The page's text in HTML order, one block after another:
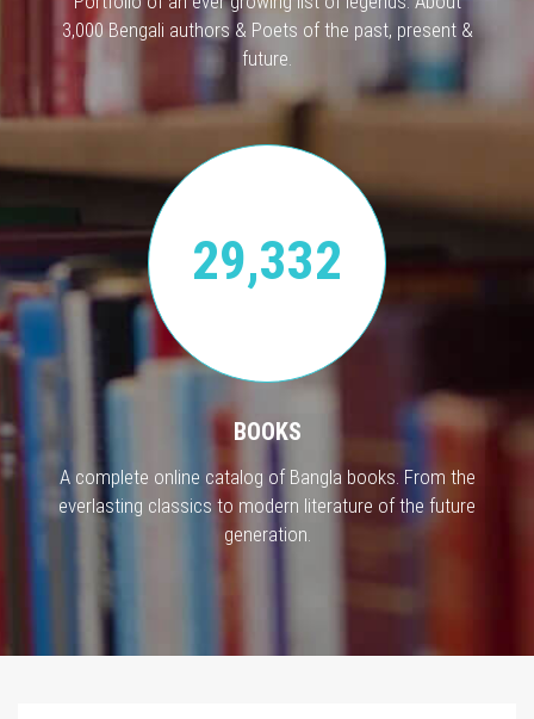
3,000 Bengali authors & Poets of the past, present &
future.
29,332
BOOKS
A complete online catalog of Bangla books. From the
everlasting classics to modern literature of the future
generation.